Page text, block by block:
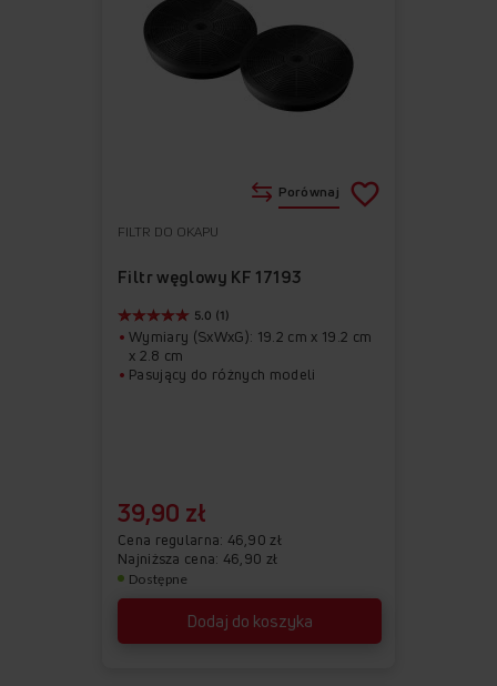
FILTR DO OKAPU
Filtr węglowy KF 17193
Dodaj do koszyka
5.0 (1)
Wymiary (SxWxG): 19.2 cm x 19.2 cm
x 2.8 cm
Pasujący do różnych modeli
39,90 zł
Cena regularna 46,90 zł
Najniższa cena: 46,90 zł
Dostępne
Porównaj